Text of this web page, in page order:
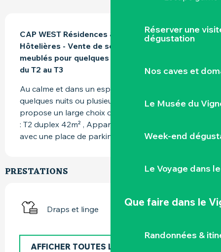
Réserver une
dégustation
Nos caves et
Le Musée du
Week-end
Le Voyage dans
Que faire dans le
Randonnées &
CAP WEST Résidences & Affaires - Résidences
Hôtelières - Vente de séjours en appartements
meublés pour quelques nuits ou plusieurs mois
du T2 au T3
Au calme et dans un espace arboré, pour
quelques nuits ou plusieurs mois, CAP WEST
propose un large choix d'appartements meublés
: T2 duplex 42m² , Appartements de 3 pièces
avec une place de parking privative.
PRESTATIONS
Draps et linge
AFFICHER TOUTES LES PRESTATIONS